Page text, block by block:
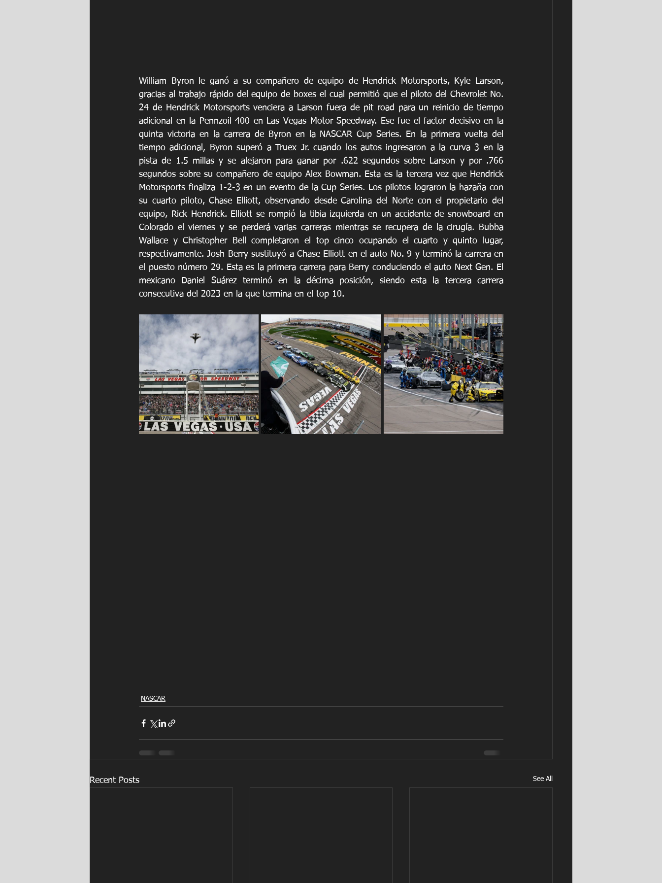
William Byron le ganó a su compañero de equipo de Hendrick Motorsports, Kyle Larson,
gracias al trabajo rápido del equipo de boxes el cual permitió que el piloto del Chevrolet No.
24 de Hendrick Motorsports venciera a Larson fuera de pit road para un reinicio de tiempo
adicional en la Pennzoil 400 en Las Vegas Motor Speedway. Ese fue el factor decisivo en la
quinta victoria en la carrera de Byron en la NASCAR Cup Series. En la primera vuelta del
tiempo adicional, Byron superó a Truex Jr. cuando los autos ingresaron a la curva 3 en la
pista de 1.5 millas y se alejaron para ganar por .622 segundos sobre Larson y por .766
segundos sobre su compañero de equipo Alex Bowman. Esta es la tercera vez que Hendrick
Motorsports finaliza 1-2-3 en un evento de la Cup Series. Los pilotos lograron la hazaña con
su cuarto piloto, Chase Elliott, observando desde Carolina del Norte con el propietario del
equipo, Rick Hendrick. Elliott se rompió la tibia izquierda en un accidente de snowboard en
Colorado el viernes y se perderá varias carreras mientras se recupera de la cirugía. Bubba
Wallace y Christopher Bell completaron el top cinco ocupando el cuarto y quinto lugar,
respectivamente. Josh Berry sustituyó a Chase Elliott en el auto No. 9 y terminó la carrera en
el puesto número 29. Esta es la primera carrera para Berry conduciendo el auto Next Gen. El
mexicano Daniel Suárez terminó en la décima posición, siendo esta la tercera carrera
consecutiva del 2023 en la que termina en el top 10.
NASCAR
Recent Posts See All